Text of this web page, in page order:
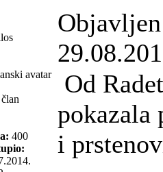
Objavljen
400
Od
pokazala
i